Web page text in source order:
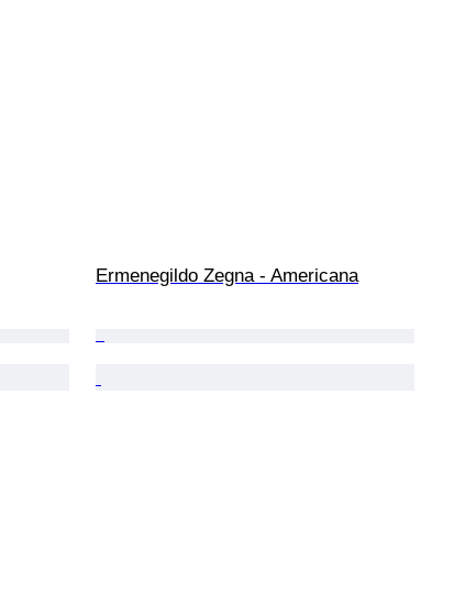
Ermenegildo Zegna - Americana